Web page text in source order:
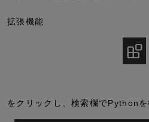
拡張機能
をクリックし、検索欄でPython